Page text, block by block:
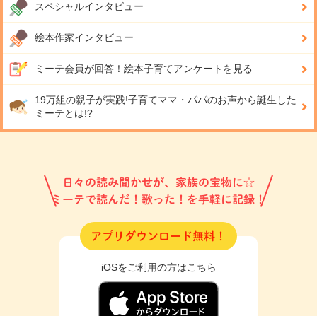
スペシャルインタビュー
絵本作家インタビュー
ミーテ会員が回答！ 絵本子育てアンケートを見る
19万組の親子が実践!子育てママ・パパのお声から誕生した
ミーテとは!?
日々の読み聞かせが、家族の宝物に☆
ミーテで読んだ！歌った！を手軽に記録！
アプリダウンロード無料！
iOSをご利用の方はこちら